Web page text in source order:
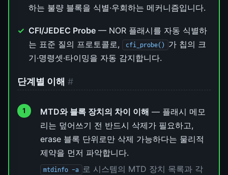
하는 불량 블록을 식별·우회하는 메커니즘입니다.
CFI/JEDEC Probe — NOR 플래시를 자동 식별하
는 표준 질의 프로토콜로, cfi_probe() 가 칩의 크
기·명령셋·타이밍을 자동 감지합니다.
단계별 이해 #
MTD와 블록 장치의 차이 이해 — 플래시 메모
리는 덮어쓰기 전 반드시 삭제가 필요하고,
erase 블록 단위로만 삭제 가능하다는 물리적
제약을 먼저 파악합니다.
mtdinfo -a 로 시스템의 MTD 장치 목록과 각